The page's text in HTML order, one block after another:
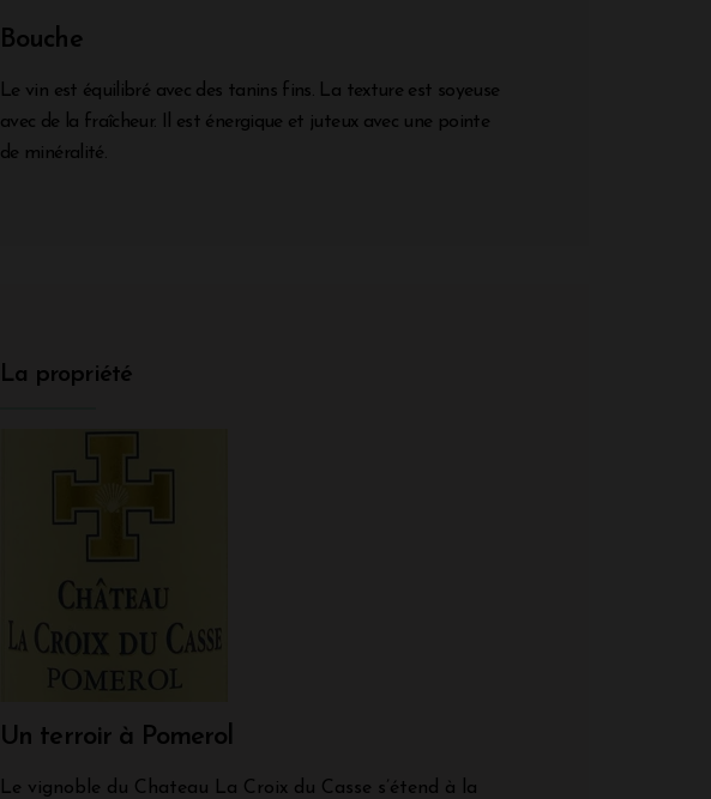
Bouche
Le vin est équilibré avec des tanins fins. La texture est soyeuse
avec de la fraîcheur. Il est énergique et juteux avec une pointe
de minéralité.
La propriété
Un terroir à Pomerol
Le vignoble du Chateau La Croix du Casse s’étend à la